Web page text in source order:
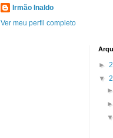
Irmão Inaldo
Ver meu perfil completo
►
▼